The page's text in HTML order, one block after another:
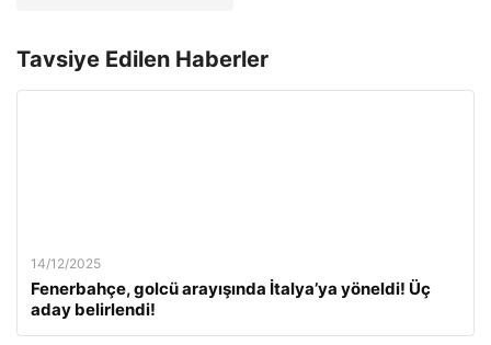
Tavsiye Edilen Haberler
14/12/2025
Fenerbahçe, golcü arayışında İtalya’ya yöneldi! Üç
aday belirlendi!